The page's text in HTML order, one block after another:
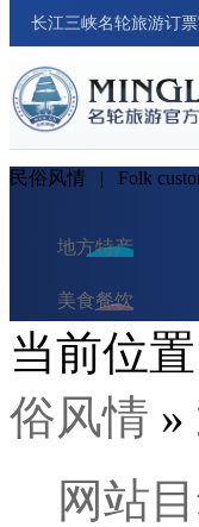
长江三峡名轮旅游订
民俗风情 | Folk
地方特产
美食餐饮
民俗风情
交通出行
旅行笔记
当前位置
俗风情 »
网站